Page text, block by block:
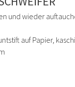
und wieder
auf Papier,